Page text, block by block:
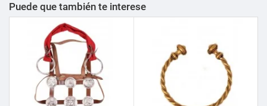
Puede que también te interese